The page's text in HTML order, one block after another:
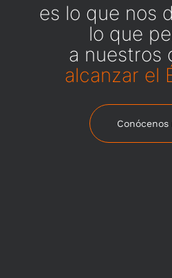
es lo que nos
lo que
a nuestros
alcanzar el
Conócenos